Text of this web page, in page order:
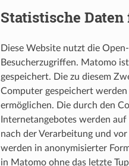
Statistische
Diese Website nutzt die
Besucherzugriffen. Matomo
gespeichert. Die zu diesem
Computer gespeichert
ermöglichen. Die durch den
Internetangebotes werden
nach der Verarbeitung und
werden in anonymisierter
in Matomo ohne das letzte